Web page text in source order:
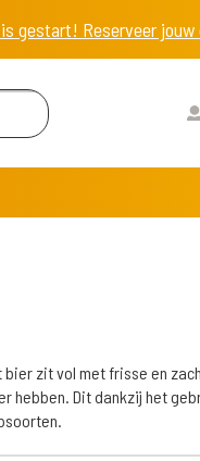
gestart! Reserveer
zit vol met frisse en
hebben. Dit dankzij het